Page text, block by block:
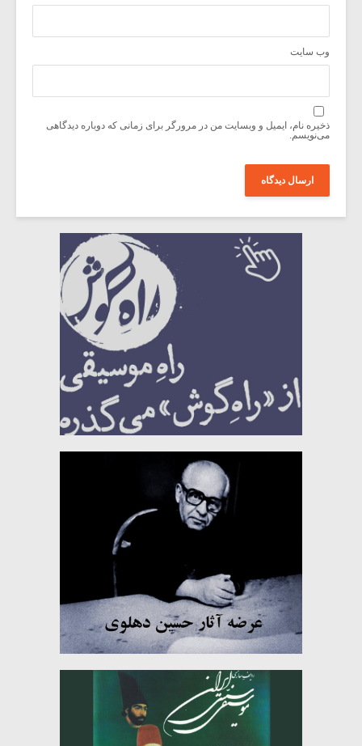
وب‌ سایت
ذخیره نام، ایمیل و وبسایت من در مرورگر برای زمانی که دوباره دیدگاهی
می‌نویسم.